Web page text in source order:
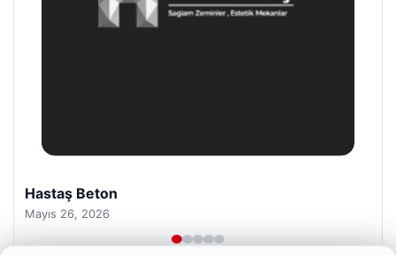
Prenses Night Club
Nisan 29, 2026